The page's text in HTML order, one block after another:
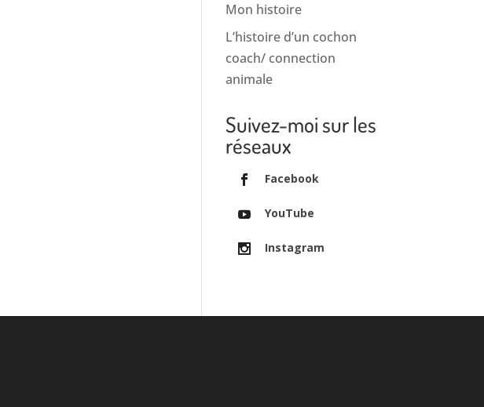
Mon histoire
L’histoire d’un cochon
coach/ connection
animale
Suivez-moi sur les
réseaux
Facebook
YouTube
Instagram